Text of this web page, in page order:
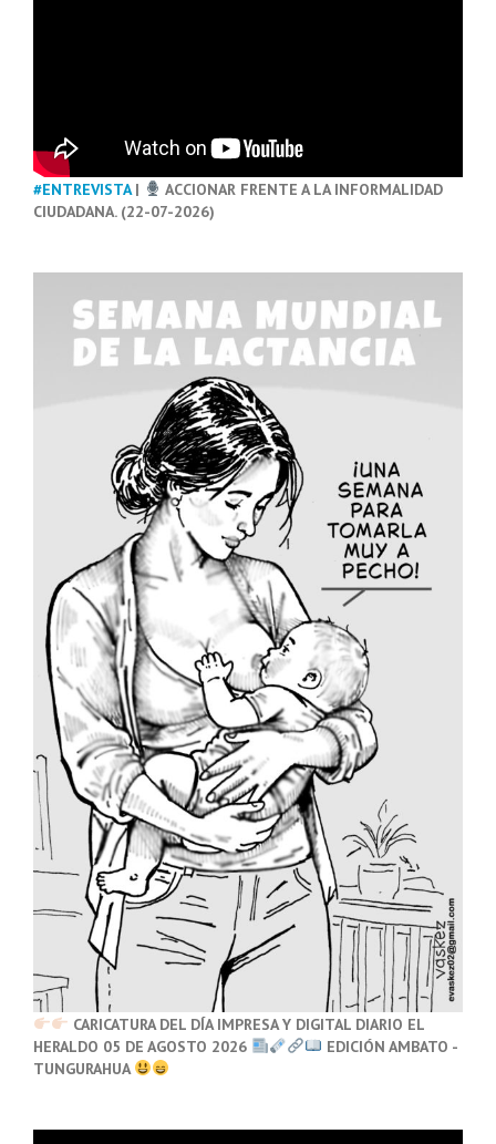
#ENTREVISTA|
ACCIONAR FRENTE A LA INFORMALIDAD
CIUDADANA. (22-07-2026)
CARICATURA DEL DÍA IMPRESA Y DIGITAL DIARIO EL
HERALDO 05 DE AGOSTO 2026
EDICIÓN AMBATO -
TUNGURAHUA